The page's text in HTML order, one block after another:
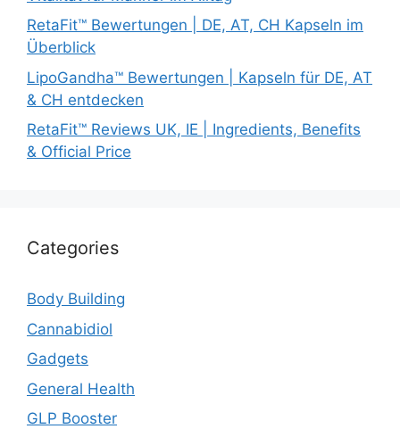
RetaFit™ Bewertungen | DE, AT, CH Kapseln im
Überblick
LipoGandha™ Bewertungen | Kapseln für DE, AT
& CH entdecken
RetaFit™ Reviews UK, IE | Ingredients, Benefits
& Official Price
Categories
Body Building
Cannabidiol
Gadgets
General Health
GLP Booster